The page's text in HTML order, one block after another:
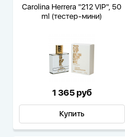
Carolina Herrera "212 VIP", 50
ml (тестер-мини)
1 365 руб
Купить